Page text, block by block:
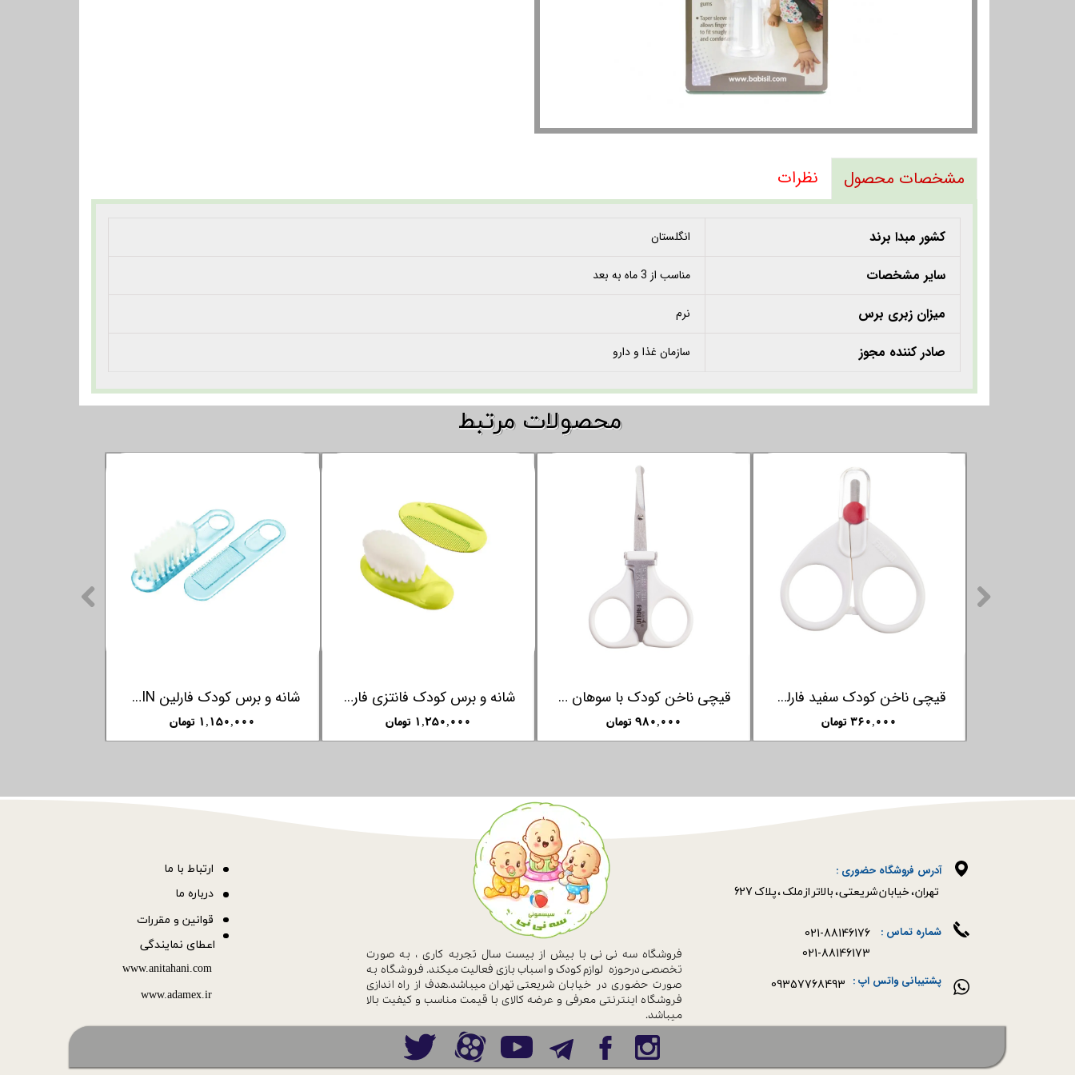
مشخصات محصول نظرات
کشور مبدا برند انگلستان
سایر مشخصات مناسب از 3 ماه به بعد
میزان زبری برس نرم
صادر کننده مجوز سازمان غذا و دارو
ناخن گیر کودک طرح بچه فارلین FARLIN شیشه و سر شیشه شور فارلین FARLIN کلاه فومی حمام کودک و نوزاد فارلین FARLIN مایع استریل شیشه شیر 700 میل فارلین FARLIN
​​محصولات مرتبط
021-88146176
آدرس فروشگاه حضوری :
​​​​​​​تهران ، خیابان شریعتی ، بالاتر از ملک ، پلاک 627​​​​​​​
قوانین و مقررات
ارتباط با ما
09357768493
درباره ما
اعطای نمایندگی
www.anitahani.com
www.ada​​​​​​​mex.ir
فروشگاه سه نی نی با بیش از بیست سال تجربه کاری ، به صورت
تخصصی درحوزه لوازم کودک و اسباب بازی فعالیت میکند. فروشگاه به
صورت حضوری در خیابان شریعتی تهران میباشد.هدف از راه اندازی
فروشگاه اینترنتی معرفی و عرضه کالای با قیمت مناسب و کیفیت بالا
میباشد.
شماره تماس :
پشتیبانی واتس اپ :